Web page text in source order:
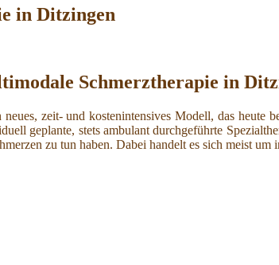
in Ditzingen
Schmerztherapie in
zeit- und kostenintensives Modell, das heute
geplante, stets ambulant durchgeführte
zu tun haben. Dabei handelt es sich meist